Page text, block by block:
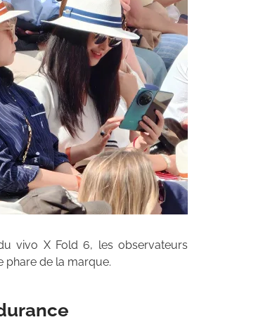
vivo X Fold 6, les observateurs
phare de la marque.